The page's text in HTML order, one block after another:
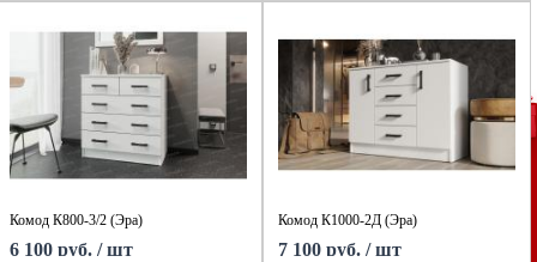
Комод К800-3/2 (Эра)
6 100 руб. / шт
Комод К1000-2Д (Эра)
7 100 руб. / шт